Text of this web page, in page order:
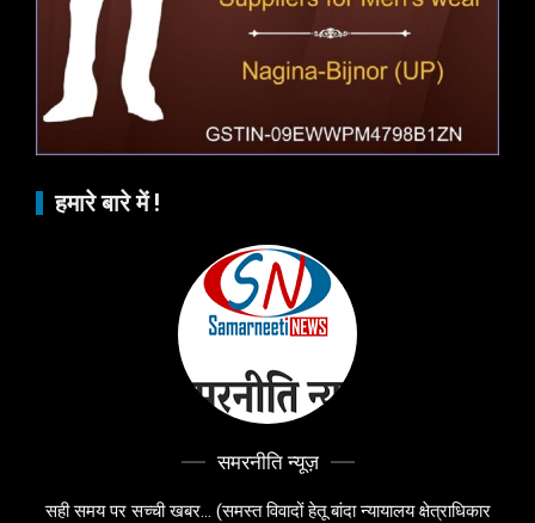
हमारे बारे में !
समरनीति न्यूज़
सही समय पर सच्ची खबर... (समस्त विवादों हेतू बांदा न्यायालय क्षेत्राधिकार